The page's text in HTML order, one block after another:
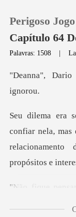
Histórico
Sair
Perigoso
Capítulo 64
Palavras: 1508 |
nela, mas
relacionamen